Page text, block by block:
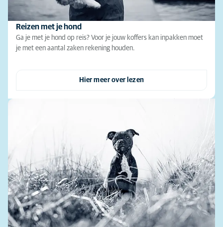
Reizen met je hond
Ga je met je hond op reis? Voor je jouw koffers kan inpakken moet
je met een aantal zaken rekening houden.
Hier meer over lezen